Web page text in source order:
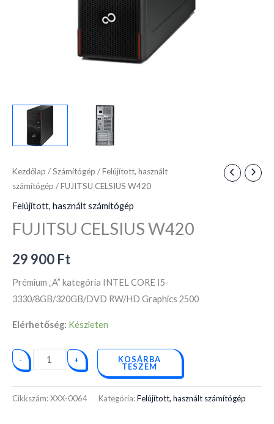
Kezdőlap /Számítógép /Felújított, használt
számítógép / FUJITSU CELSIUS W420
Felújított, használt számítógép
FUJITSU CELSIUS W420
29 900 Ft
Prémium „A” kategória INTEL CORE I5-
3330/8GB/320GB/DVD RW/HD Graphics 2500
Elérhetőség: Készleten
- + KOSÁRBA
TESZEM
Cikkszám:XXX-0064 Kategória:Felújított, használt számítógép